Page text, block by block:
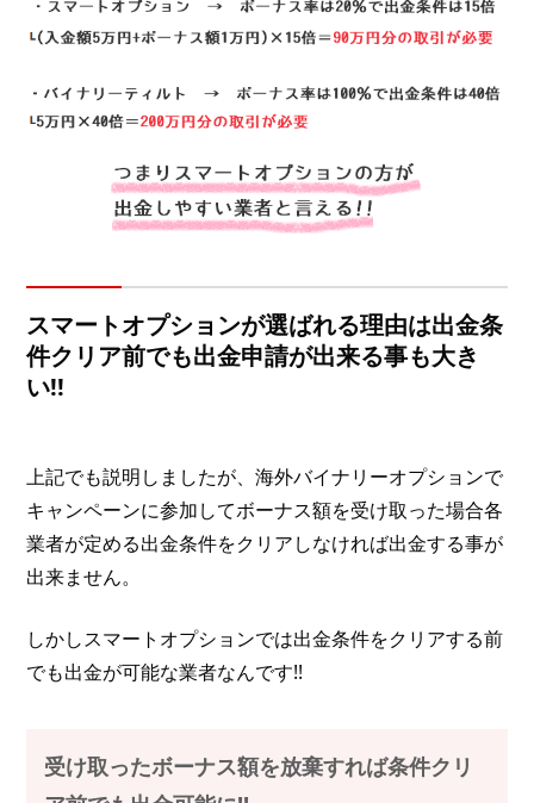
スマートオプションが選ばれる理由は出金条
件クリア前でも出金申請が出来る事も大き
い!!
上記でも説明しましたが、海外バイナリーオプションで
キャンペーンに参加してボーナス額を受け取った場合各
業者が定める出金条件をクリアしなければ出金する事が
出来ません。
しかしスマートオプションでは出金条件をクリアする前
でも出金が可能な業者なんです!!
受け取ったボーナス額を放棄すれば条件クリ